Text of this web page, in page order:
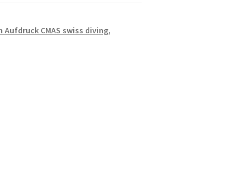
Aufdruck CMAS swiss diving,